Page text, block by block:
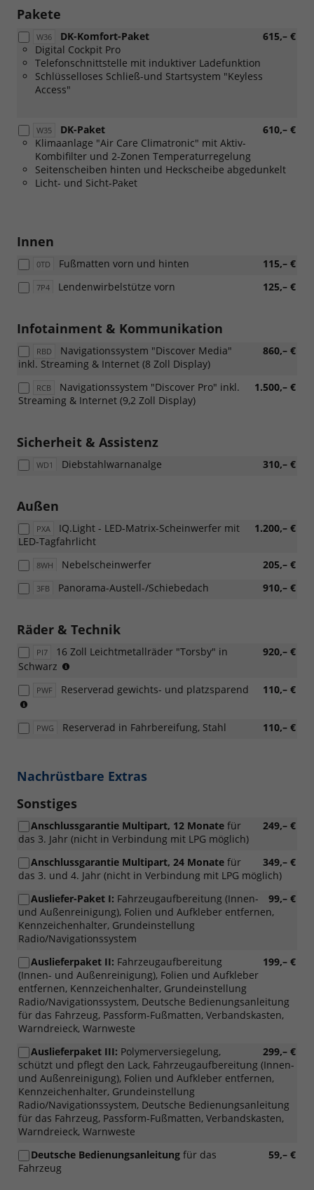
Pakete
W36 615,– €
DK-Komfort-Paket
Digital Cockpit Pro
Telefonschnittstelle mit induktiver Ladefunktion
Schlüsselloses Schließ-und Startsystem "Keyless
Access"
W35 610,– €
DK-Paket
Klimaanlage "Air Care Climatronic" mit Aktiv-
Kombifilter und 2-Zonen Temperaturregelung
Seitenscheiben hinten und Heckscheibe abgedunkelt
Licht- und Sicht-Paket
Innen
0TD 115,– €
Fußmatten vorn und hinten
7P4 125,– €
Lendenwirbelstütze vorn
Infotainment & Kommunikation
RBD 860,– €
Navigationssystem "Discover Media"
inkl. Streaming & Internet (8 Zoll Display)
RCB 1.500,– €
Navigationssystem "Discover Pro" inkl.
Streaming & Internet (9,2 Zoll Display)
Sicherheit & Assistenz
WD1 310,– €
Diebstahlwarnanalge
Außen
PXA 1.200,– €
IQ.Light - LED-Matrix-Scheinwerfer mit
LED-Tagfahrlicht
8WH 205,– €
Nebelscheinwerfer
3FB 910,– €
Panorama-Austell-/Schiebedach
Räder & Technik
PI7 920,– €
16 Zoll Leichtmetallräder "Torsby" in
Schwarz
R16)
PWF 110,– €
Reserverad gewichts- und platzsparend
PWG 110,– €
Reserverad in Fahrbereifung, Stahl
Nachrüstbare Extras
Sonstiges
249,– €
Anschlussgarantie Multipart, 12 Monate für
das 3. Jahr (nicht in Verbindung mit LPG möglich)
349,– €
Anschlussgarantie Multipart, 24 Monate für
das 3. und 4. Jahr (nicht in Verbindung mit LPG möglich)
99,– €
Ausliefer-Paket I: Fahrzeugaufbereitung (Innen-
und Außenreinigung), Folien und Aufkleber entfernen,
Kennzeichenhalter, Grundeinstellung
Radio/Navigationssystem
199,– €
Auslieferpaket II: Fahrzeugaufbereitung
(Innen- und Außenreinigung), Folien und Aufkleber
entfernen, Kennzeichenhalter, Grundeinstellung
Radio/Navigationssystem, Deutsche Bedienungsanleitung
für das Fahrzeug, Passform-Fußmatten, Verbandskasten,
Warndreieck, Warnweste
299,– €
Auslieferpaket III: Polymerversiegelung,
schützt und pflegt den Lack, Fahrzeugaufbereitung (Innen-
und Außenreinigung), Folien und Aufkleber entfernen,
Kennzeichenhalter, Grundeinstellung
Radio/Navigationssystem, Deutsche Bedienungsanleitung
für das Fahrzeug, Passform-Fußmatten, Verbandskasten,
Warndreieck, Warnweste
59,– €
Deutsche Bedienungsanleitung für das
Fahrzeug